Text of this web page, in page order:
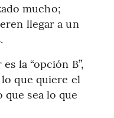
mucho;
llegar a un
la “opción B”,
lo que quiere el
sea lo que